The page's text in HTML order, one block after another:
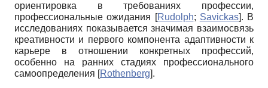
ориентировка в требованиях профессии,
профессиональные ожидания [Rudolph; Savickas]. В
исследованиях показывается значимая взаимосвязь
креативности и первого компонента адаптивности к
карьере в отношении конкретных профессий,
особенно на ранних стадиях профессионального
самоопределения [Rothenberg].